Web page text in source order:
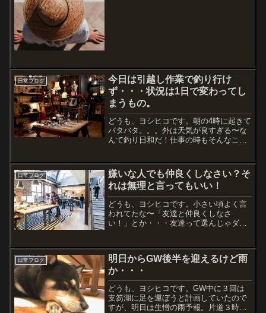
日常ブログ
今日は引越し作業で釣り行け
ず・・・状況は1日で変わってし
まうもの。
どうも、ヨシヒコです。朝の4時に起きて
バタバタ。。。外は天気が良すぎる〜な
んて釣り日和だ！仕事の時もそんなこと
たみたいです。昨日は朝の8時までで10
本も釣ってしまって、...
日常ブログ
嫌いな人でも仲良くしなさい？そ
れは無理と言ってもいい！
どうも、ヨシヒコです。小さい頃よく言
われてたな〜「友達と仲良くしなさ
い！」とか・・・友達って選んじゃダ
やり関係を持たされる。。。無視できた
ら最高なんだけど、小学生の頃に...
日常ブログ
明日からGW後半を迎えるけど雨
か・・・
どうも、ヨシヒコです。GW中に３回は
支笏湖に足を運ぼうと計画していたので
すが、明日は生憎の雨予報。片道３時間